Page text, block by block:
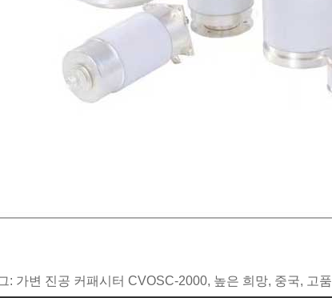
: 가변 진공 커패시터 CVOSC-2000, 높은 희망, 중국, 고